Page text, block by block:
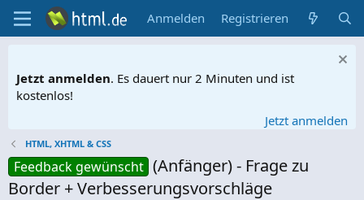
Anmelden Registrieren
Jetzt anmelden. Es dauert nur 2 Minuten und ist
kostenlos!
Jetzt anmelden
HTML, XHTML & CSS
Feedback gewünscht (Anfänger) - Frage zu
Border + Verbesserungsvorschläge